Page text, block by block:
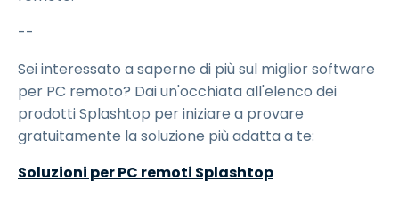
--
Sei interessato a saperne di più sul miglior software
per PC remoto? Dai un'occhiata all'elenco dei
prodotti Splashtop per iniziare a provare
gratuitamente la soluzione più adatta a te:
Soluzioni per PC remoti Splashtop